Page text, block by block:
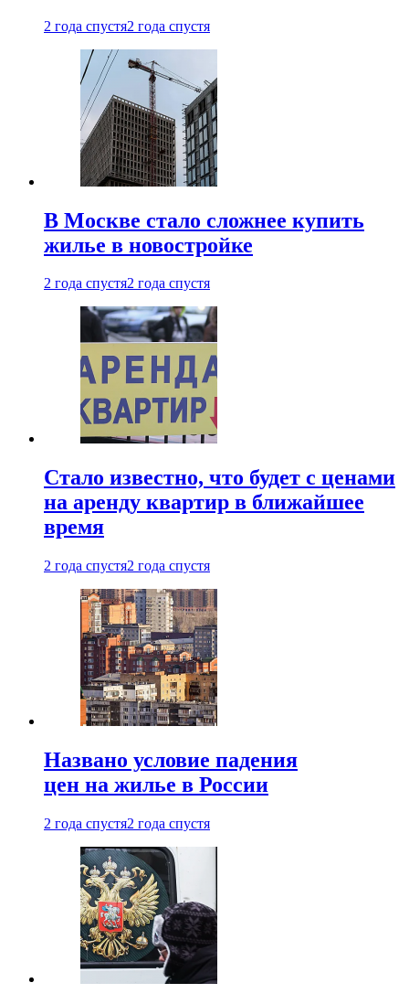
2 года спустя2 года спустя
В Москве стало сложнее купить
жилье в новостройке
2 года спустя2 года спустя
Стало известно, что будет с ценами
на аренду квартир в ближайшее
время
2 года спустя2 года спустя
Названо условие падения
цен на жилье в России
2 года спустя2 года спустя